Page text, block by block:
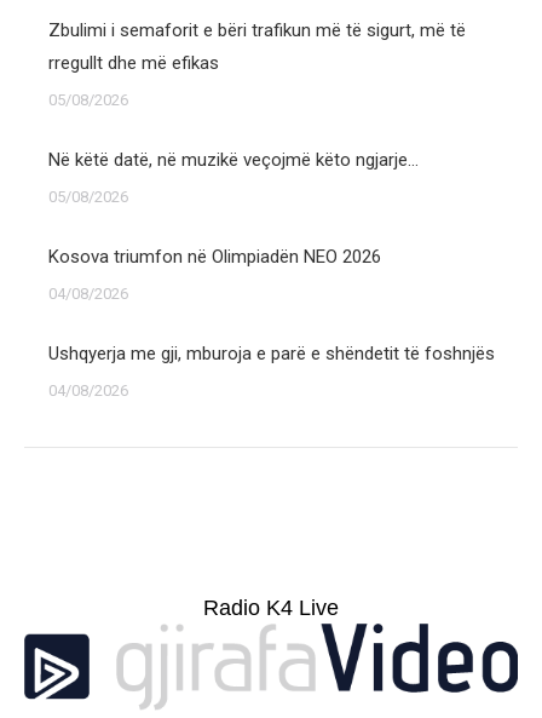
Zbulimi i semaforit e bëri trafikun më të sigurt, më të
rregullt dhe më efikas
05/08/2026
Në këtë datë, në muzikë veçojmë këto ngjarje…
05/08/2026
Kosova triumfon në Olimpiadën NEO 2026
04/08/2026
Ushqyerja me gji, mburoja e parë e shëndetit të foshnjës
04/08/2026
Radio K4 Live